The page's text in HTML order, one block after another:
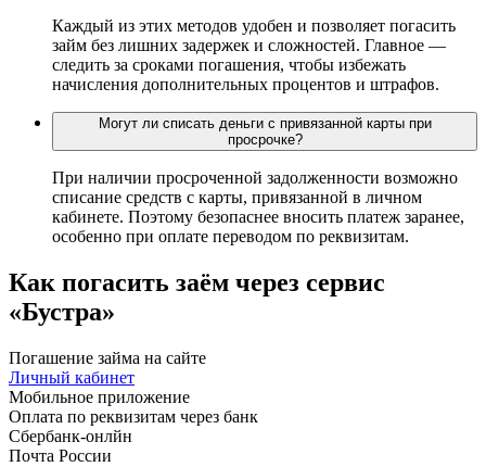
Каждый из этих методов удобен и позволяет погасить
займ без лишних задержек и сложностей. Главное —
следить за сроками погашения, чтобы избежать
начисления дополнительных процентов и штрафов.
Могут ли списать деньги с привязанной карты при
просрочке?
При наличии просроченной задолженности возможно
списание средств с карты, привязанной в личном
кабинете. Поэтому безопаснее вносить платеж заранее,
особенно при оплате переводом по реквизитам.
Как погасить заём через сервис
«Бустра»
Погашение займа на сайте
Личный кабинет
Мобильное приложение
Оплата по реквизитам через банк
Сбербанк-онлйн
Почта России